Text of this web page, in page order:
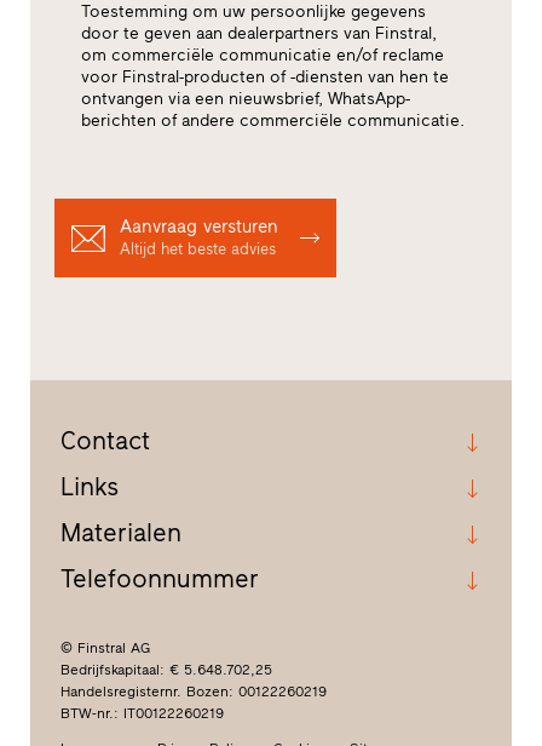
Toestemming om uw persoonlijke gegevens
door te geven aan dealerpartners van Finstral,
om commerciële communicatie en/of reclame
voor Finstral-producten of -diensten van hen te
ontvangen via een nieuwsbrief, WhatsApp-
berichten of andere commerciële communicatie.
Aanvraag versturen
Altijd het beste advies
Contact
Links
Materialen
Telefoonnummer
© Finstral AG
Bedrijfskapitaal: € 5.648.702,25
Handelsregisternr. Bozen: 00122260219
BTW-nr.: IT00122260219